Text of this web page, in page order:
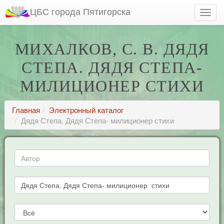
ЦБС города Пятигорска
МИХАЛКОВ, С. В. ДЯДЯ
СТЕПА. ДЯДЯ СТЕПА-
МИЛИЦИОНЕР СТИХИ
Главная
Электронный каталог
Дядя Степа. Дядя Степа- милиционер стихи